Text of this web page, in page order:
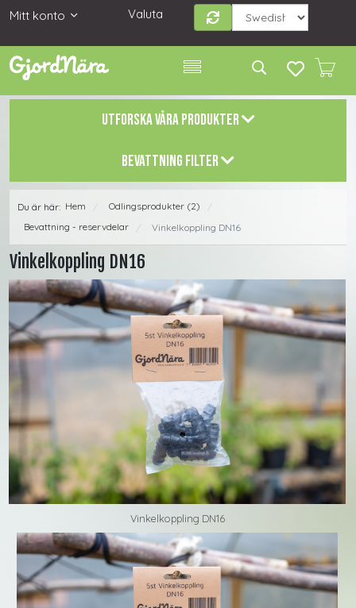
Mitt konto Valuta
UTFORSKA VÅRA PRODUKTER
BEVATTNING FILTER
Du är här: Hem / Odlingsprodukter (2)
/
Bevattning - reservdelar
/ Vinkelkoppling DN16
Vinkelkoppling DN16
Vinkelkoppling DN16